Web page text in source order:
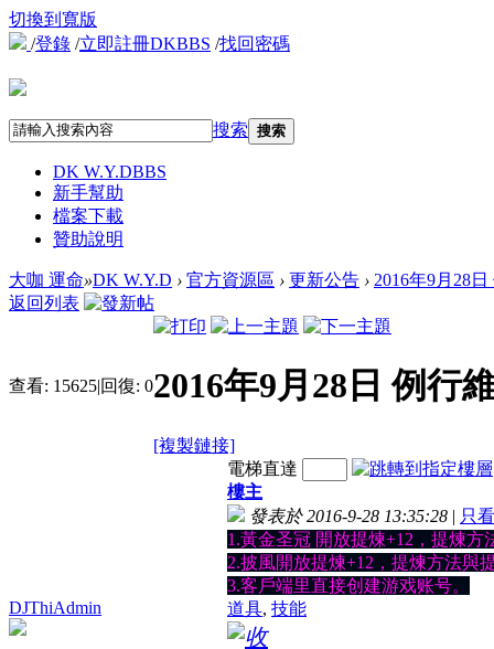
切換到寬版
/登錄 /立即註冊DKBBS /找回密碼
搜索 搜索
DK W.Y.DBBS
新手幫助
檔案下載
贊助說明
大咖 運命»DK W.Y.D › 官方資源區 › 更新公告 › 2016年9月28
返回列表
查看: 15625|回復: 02016年9月28日 例行
[複製鏈接]
DJThiAdmin
電梯直達
樓主
發表於 2016-9-28 13:35:28 | 只
1.黃金圣冠 開放提煉+12，提煉方
2.披風開放提煉+12，提煉方法與
3.客戶端里直接创建游戏账号。
道具, 技能